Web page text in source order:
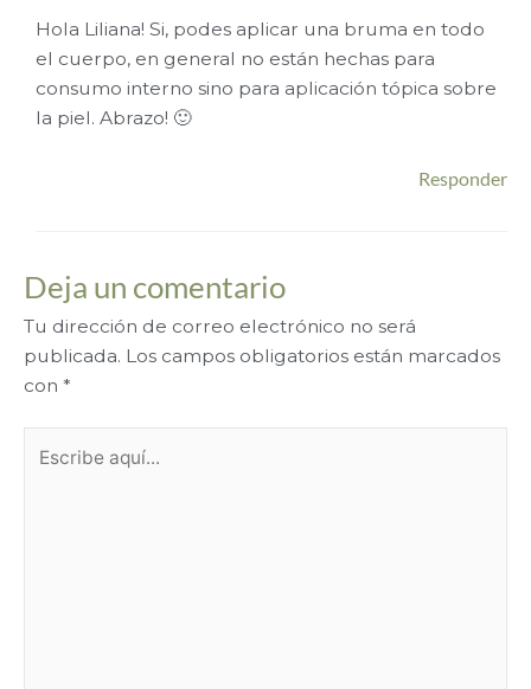
Hola Liliana! Si, podes aplicar una bruma en todo
el cuerpo, en general no están hechas para
consumo interno sino para aplicación tópica sobre
la piel. Abrazo! 🙂
Responder
Deja un comentario
Tu dirección de correo electrónico no será
publicada. Los campos obligatorios están marcados
con *
aquí...